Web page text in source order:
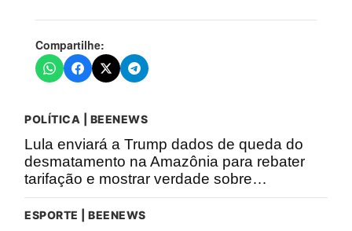
Compartilhe:
POLÍTICA | BEENEWS
Lula enviará a Trump dados de queda do
desmatamento na Amazônia para rebater
tarifação e mostrar verdade sobre…
ESPORTE | BEENEWS